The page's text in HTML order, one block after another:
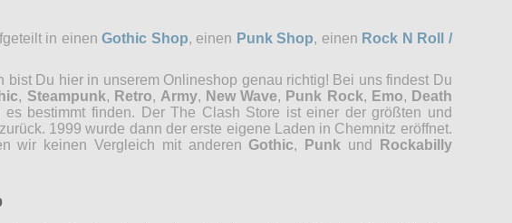
in einenGothic Shop, einen Punk Shop, einen Rock N Roll /
Du hier in unserem Onlineshop genau richtig! Bei uns findest Du
, Steampunk, Retro, Army, New Wave, Punk Rock, Emo, Death
bestimmt finden. Der The Clash Store ist einer der größten und
1999 wurde dann der erste eigene Laden in Chemnitz eröffnet.
wir keinen Vergleich mit anderen Gothic, Punk und
Rockabilly